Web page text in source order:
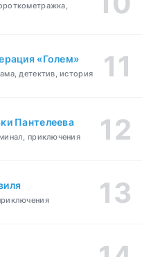
«Голем»
детектив, история
Пантелеева
приключения